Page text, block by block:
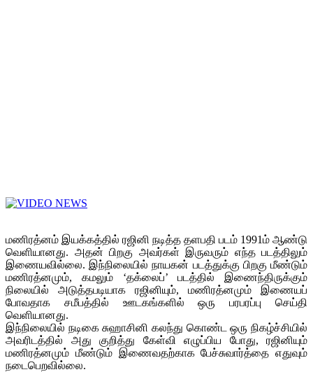
மணிரத்னம் இயக்கத்தில் ரஜினி நடித்த தளபதி படம் 1991ம் ஆண்டு
வெளியானது. அதன் பிறகு அவர்கள் இருவரும் எந்த படத்திலும்
இணையவில்லை. இந்நிலையில் நாயகன் படத்துக்கு பிறகு மீண்டும்
மணிரத்னமும், கமலும் ‘தக்லைப்’ படத்தில் இணைந்திருக்கும்
நிலையில் அடுத்தபடியாக ரஜினியும், மணிரத்னமும் இணையப்
போவதாக சமீபத்தில் ஊடகங்களில் ஒரு பரபரப்பு செய்தி
வெளியானது.
இந்நிலையில் நடிகை சுஹாசினி கலந்து கொண்ட ஒரு நிகழ்ச்சியில்
அவரிடத்தில் அது குறித்து கேள்வி எழுப்பிய போது, ரஜினியும்
மணிரத்னமும் மீண்டும் இணைவதற்காக பேச்சுவார்த்தை எதுவும்
நடைபெறவில்லை.